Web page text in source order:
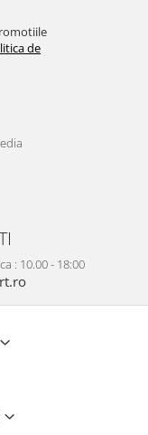
de
: 10.00 - 18:00